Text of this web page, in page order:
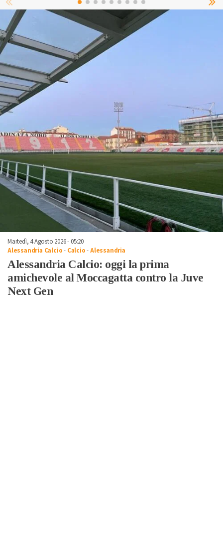
Martedì, 4 Agosto 2026 - 05:20
Alessandria Calcio- Calcio-Alessandria
Alessandria Calcio: oggi la prima
amichevole al Moccagatta contro la Juve
Next Gen